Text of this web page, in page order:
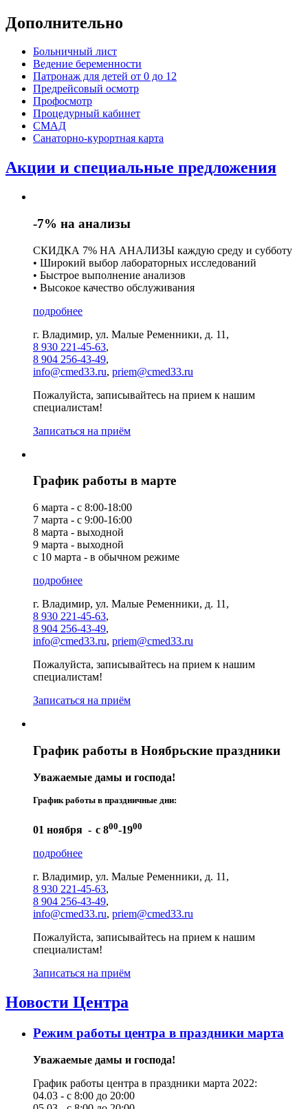
Дополнительно
Больничный лист
Ведение беременности
Патронаж для детей от 0 до 12
Предрейсовый осмотр
Профосмотр
Процедурный кабинет
СМАД
Санаторно-курортная карта
Акции и специальные предложения
-7% на анализы
СКИДКА 7% НА АНАЛИЗЫ каждую среду и субботу
• Широкий выбор лабораторных исследований
• Быстрое выполнение анализов
• Высокое качество обслуживания
подробнее
г. Владимир, ул. Малые Ременники, д. 11,
8 930 221-45-63,
8 904 256-43-49,
info@cmed33.ru, priem@cmed33.ru
Пожалуйста, записывайтесь на прием к нашим
специалистам!
Записаться на приём
График работы в марте
6 марта - с 8:00-18:00
7 марта - с 9:00-16:00
8 марта - выходной
9 марта - выходной
с 10 марта - в обычном режиме
подробнее
г. Владимир, ул. Малые Ременники, д. 11,
8 930 221-45-63,
8 904 256-43-49,
info@cmed33.ru, priem@cmed33.ru
Пожалуйста, записывайтесь на прием к нашим
специалистам!
Записаться на приём
График работы в Ноябрьские праздники
Уважаемые дамы и господа!
График работы в праздничные дни:
01 ноября - с 800-1900
подробнее
г. Владимир, ул. Малые Ременники, д. 11,
8 930 221-45-63,
8 904 256-43-49,
info@cmed33.ru, priem@cmed33.ru
Пожалуйста, записывайтесь на прием к нашим
специалистам!
Записаться на приём
Новости Центра
Режим работы центра в праздники марта
Уважаемые дамы и господа!
График работы центра в праздники марта 2022:
04.03 - с 8:00 до 20:00